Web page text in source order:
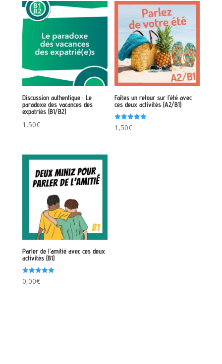
Discussion authentique : Le
paradoxe des vacances des
expatriés (B1/B2)
1,50€
Faites un retour sur l’été avec
ces deux activités (A2/B1)
Note
5.00
1,50€
Parler de l’amitié avec ces deux
activités (B1)
Note
5.00
0,00€